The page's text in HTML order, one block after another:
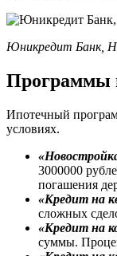
Юникредит Банк,
Программы
Ипотечный
условиях.
3000000
погашения
«Кредит на
сложных
«Кредит на
суммы.